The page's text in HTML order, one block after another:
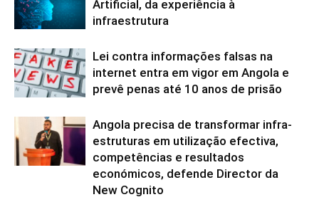
Artificial, da experiência à
infraestrutura
Lei contra informações falsas na
internet entra em vigor em Angola e
prevê penas até 10 anos de prisão
Angola precisa de transformar infra-
estruturas em utilização efectiva,
competências e resultados
económicos, defende Director da
New Cognito